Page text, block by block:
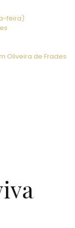
feira)
Oliveira de Frades